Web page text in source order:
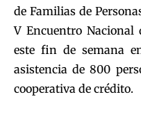
de Familias de
V Encuentro Nacional
este fin de semana
asistencia de 800
cooperativa de crédito.